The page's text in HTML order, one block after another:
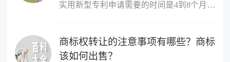
实用新型专利申请需要的时间是4到8个月。实用新型专利申请经初步审...
商标权转让的注意事项有哪些？商标
该如何出售？